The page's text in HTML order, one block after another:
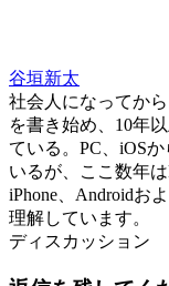
谷垣新太
社会人になってか
を書き始め、10年
ている。PC、iOS
いるが、ここ数年
iPhone、Androidお
理解しています。
ディスカッション